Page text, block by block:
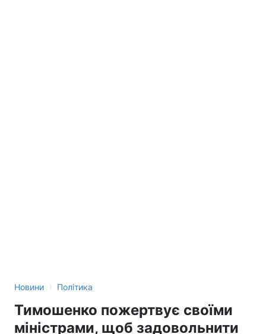
Новини › Політика
Тимошенко пожертвує своїми
міністрами, щоб задовольнити